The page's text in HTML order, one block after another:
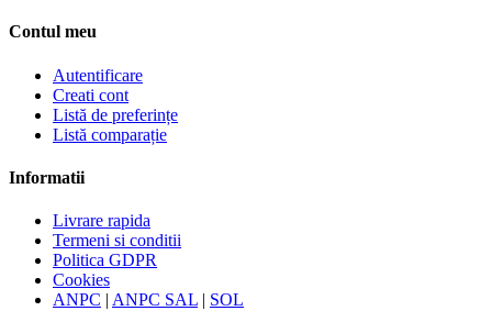
Contul meu
Autentificare
Creati cont
Listă de preferințe
Listă comparație
Informatii
Livrare rapida
Termeni si conditii
Politica GDPR
Cookies
ANPC | ANPC SAL | SOL